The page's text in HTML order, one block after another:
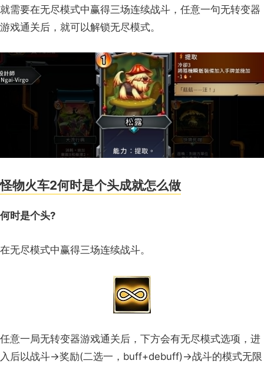
就需要在无尽模式中赢得三场连续战斗，任意一句无转变器
游戏通关后，就可以解锁无尽模式。
怪物火车2何时是个头成就怎么做
何时是个头?
在无尽模式中赢得三场连续战斗。
任意一局无转变器游戏通关后，下方会有无尽模式选项，进
入后以战斗→奖励(二选一，buff+debuff)→战斗的模式无限